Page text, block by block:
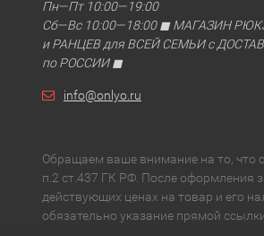
Пн—Пт 10:00—19:00
Сб—Вс 10:00—18:00 ◼ МАГАЗИН
и РАНЦЕВ для ВСЕЙ СЕМЬИ с
по РОССИИ ◼
info@onlyo.ru
Обращаем ваше внимание на то, что
п.2 ст.437 ГК РФ. После оформления
действующих ценах на товар и его
обязательно указание прямой